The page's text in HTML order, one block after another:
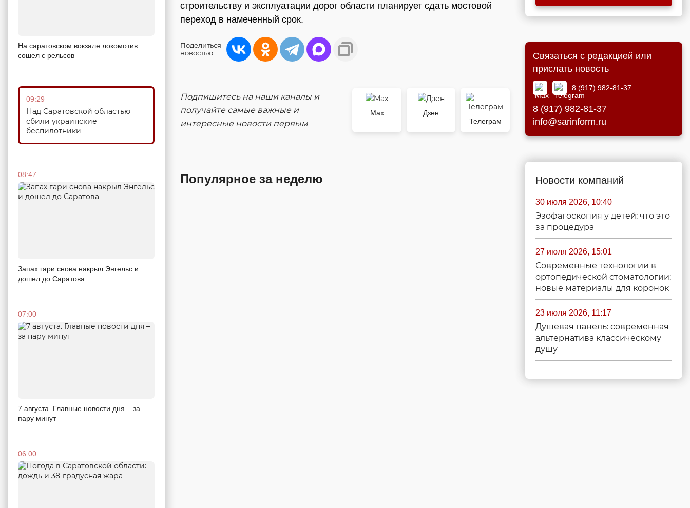
На саратовском вокзале локомотив
сошел с рельсов
09:29
Над Саратовской областью
сбили украинские
беспилотники
08:47
Запах гари снова накрыл Энгельс и
дошел до Саратова
07:00
7 августа. Главные новости дня – за
пару минут
06:00
строительству и эксплуатации дорог области планирует сдать мостовой
переход в намеченный срок.
Поделиться
новостью:
Подпишитесь на наши каналы и
получайте самые важные и
интересные новости первым
Max
Дзен
Телеграм
Популярное за неделю
Связаться с редакцией или
прислать новость
8 (917) 982-81-37
8 (917) 982-81-37
info@sarinform.ru
Новости компаний
30 июля 2026, 10:40
Эзофагоскопия у детей: что это
за процедура
27 июля 2026, 15:01
Современные технологии в
ортопедической стоматологии:
новые материалы для коронок
23 июля 2026, 11:17
Душевая панель: современная
альтернатива классическому
душу